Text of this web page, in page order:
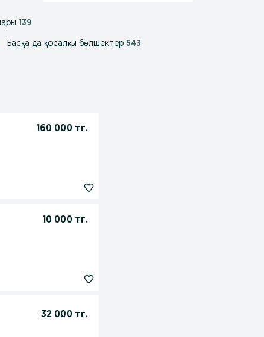
139
Басқа да қосалқы бөлшектер 543
160 000 тг.
10 000 тг.
32 000 тг.